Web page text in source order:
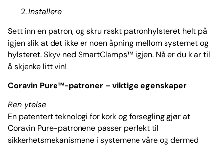
Installere
Sett inn en patron, og skru raskt patronhylsteret helt på
igjen slik at det ikke er noen åpning mellom systemet og
hylsteret. Skyv ned SmartClamps™ igjen. Nå er du klar til
å skjenke litt vin!
Coravin Pure™-patroner – viktige egenskaper
Ren ytelse
En patentert teknologi for kork og forsegling gjør at
Coravin Pure-patronene passer perfekt til
sikkerhetsmekanismene i systemene våre og dermed